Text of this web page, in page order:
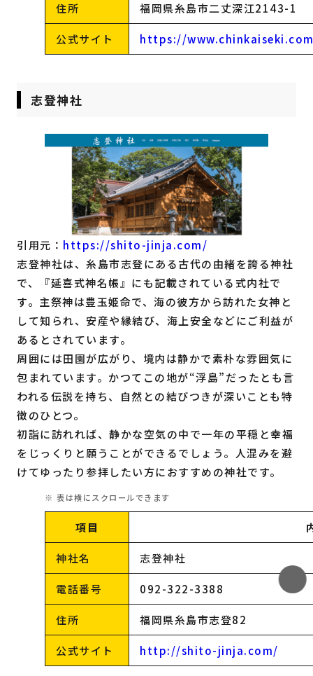
住所 福岡県糸島市二丈深江2143-1
公式サイト https://
志登神社
引用元： https://shito-jinja.com/
志登神社は、糸島市志登にある古代の由緒を誇る神社
で、『延喜式神名帳』にも記載されている式内社で
す。主祭神は豊玉姫命で、海の彼方から訪れた女神と
して知られ、安産や縁結び、海上安全などにご利益が
あるとされています。
周囲には田園が広がり、境内は静かで素朴な雰囲気に
包まれています。かつてこの地が“浮島”だったとも言
われる伝説を持ち、自然との結びつきが深いことも特
徴のひとつ。
初詣に訪れれば、静かな空気の中で一年の平穏と幸福
をじっくりと願うことができるでしょう。人混みを避
けてゆったり参拝したい方におすすめの神社です。
項目
神社名 志登神社
電話番号 092-322-3388
住所 福岡県糸島市志登82
公式サイト http://shito-jinja.com/